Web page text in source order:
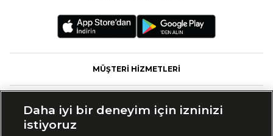
MÜŞTERİ HİZMETLERİ
Daha iyi bir deneyim için izninizi
istiyoruz